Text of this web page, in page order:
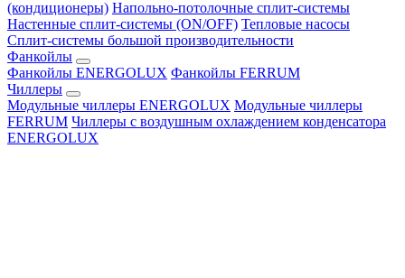
(кондиционеры) Напольно-потолочные сплит-системы
Настенные сплит-системы (ON/OFF) Тепловые насосы
Сплит-системы большой производительности
Фанкойлы
Фанкойлы ENERGOLUX Фанкойлы FERRUM
Чиллеры
Модульные чиллеры ENERGOLUX Модульные чиллеры
FERRUM Чиллеры с воздушным охлаждением конденсатора
ENERGOLUX